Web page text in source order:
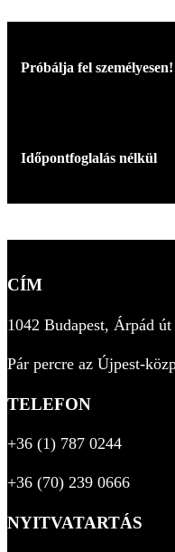
Próbálja fel személyesen!
Időpontfoglalás nélkül
CÍM
1042 Budapest, Árpád
Pár percre az Újpest-
TELEFON
+36 (1) 787 0244
+36 (70) 239 0666
NYITVATARTÁS